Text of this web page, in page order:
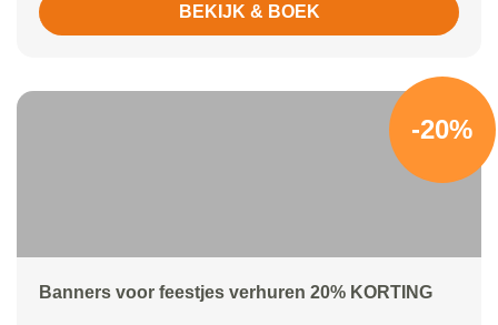
BEKIJK & BOEK
-20%
Banners voor feestjes verhuren 20% KORTING